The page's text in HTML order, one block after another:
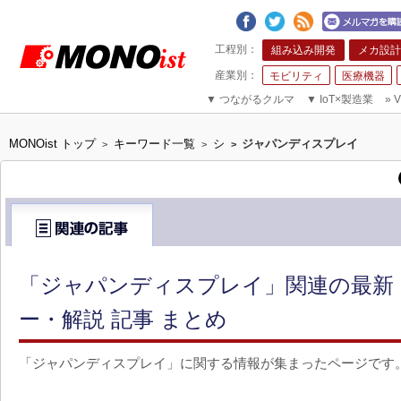
組み込み開発 メカ設計
モビリティ
医療機器
▼ つながるクルマ ▼ IoT×製造業 »
MONOist トップ > キーワード一覧 > シ > ジャパンディスプレイ
「ジャパンディスプレイ」関連の最
ー・解説 記事 まとめ
「ジャパンディスプレイ」に関する情報が集まったページです